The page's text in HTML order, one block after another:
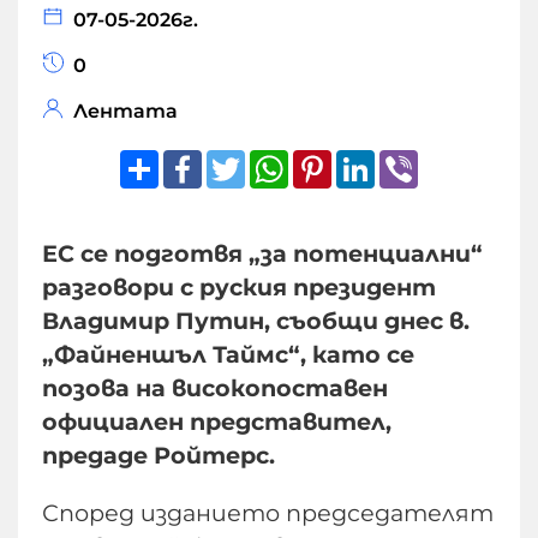
07-05-2026г.
0
Лентата
ShareFacebook
TwitterWhatsApp
Pinterest
LinkedIn
ЕС се подготвя „за потенциални“
разговори с руския президент
Владимир Путин, съобщи днес в.
„Файненшъл Таймс“, като се
позова на високопоставен
официален представител,
предаде Ройтерс.
Според изданието председателят